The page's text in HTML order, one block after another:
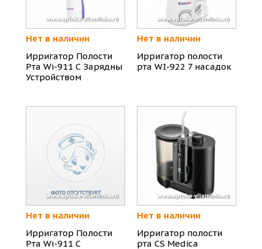
Нет в наличии
Ирригатор Полости
Рта Wi-911 С Зарядны
Устройством
Нет в наличии
Ирригатор полости
рта WI-922 7 насадок
Нет в наличии
Ирригатор Полости
Рта Wi-911 C
Нет в наличии
Ирригатор полости
рта CS Medica